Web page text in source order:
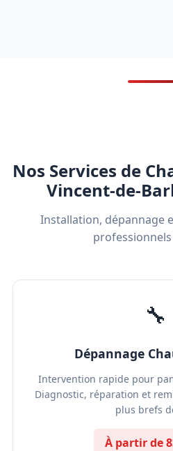
Nos Services de
Vincent-de-
Installation, dépannage
🔧
Dépannage
Intervention rapide pour
Diagnostic, réparation et
plus brefs
À partir de